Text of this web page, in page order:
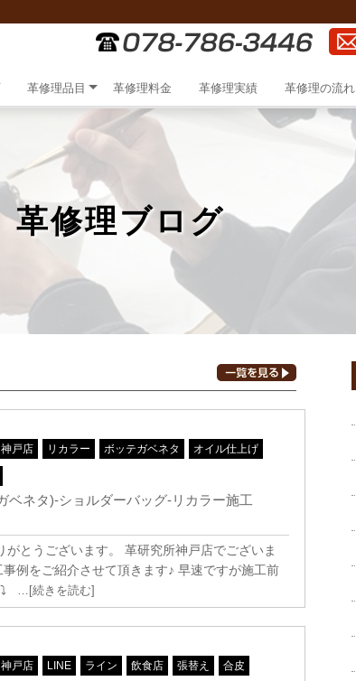
革修理品目 革修理料金 革修理実績 革修理の流れ
革修理ブログ
神戸店 リカラー ボッテガベネタ オイル仕上げ
ベネタ)-ショルダーバッグ-リカラー施工
がとうございます。 革研究所神戸店でございま
例をご紹介させて頂きます♪ 早速ですが施工前
⤵ …[続きを読む]
神戸店 LINE ライン 飲食店 張替え 合皮